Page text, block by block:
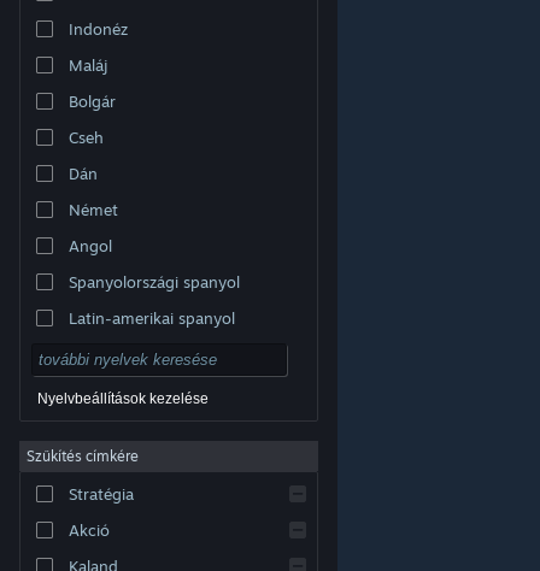
védjegyek jogos tulajdonosaiké az Egyesült
szabályzat
| Jogi információk
Steam előfizetői szerződés
Indonéz
Maláj
Bolgár
Cseh
Dán
Német
Angol
Spanyolországi spanyol
Latin-amerikai spanyol
Nyelvbeállítások kezelése
Szűkítés címkére
Stratégia
Akció
Kaland